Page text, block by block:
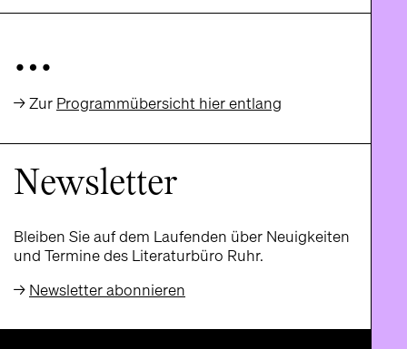
…
→ Zur Programmübersicht hier entlang
Newsletter
Bleiben Sie auf dem Laufenden über Neuigkeiten
und Termine des Literaturbüro Ruhr.
→ Newsletter abonnieren